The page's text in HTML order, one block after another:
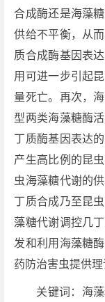
合成酶还是海藻
供给不平衡，从
质合成酶基因表
用可进一步引起
量死亡。再次，
型两类海藻糖酶
丁质酶基因表达
产生高比例的昆
虫海藻糖代谢的
丁质合成乃至昆
藻糖代谢调控几
发和利用海藻糖
药防治害虫提供理
关键词：海